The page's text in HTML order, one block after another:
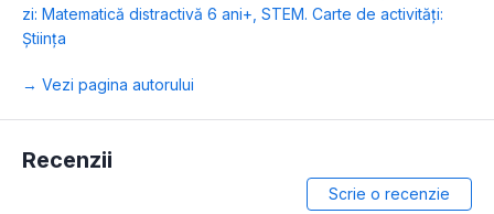
zi: Matematică distractivă 6 ani+ STEM. Carte de activități:
Știința
→ Vezi pagina autorului
Recenzii
Scrie o recenzie